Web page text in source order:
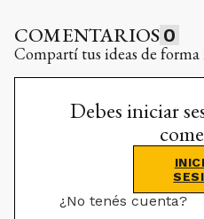
COMENTARIOS 0
Compartí tus ideas de forma
Debes iniciar
¿No tenés cuenta?